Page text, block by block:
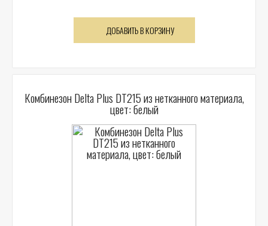
ДОБАВИТЬ В КОРЗИНУ
Комбинезон Delta Plus DT215 из нетканного материала,
цвет: белый